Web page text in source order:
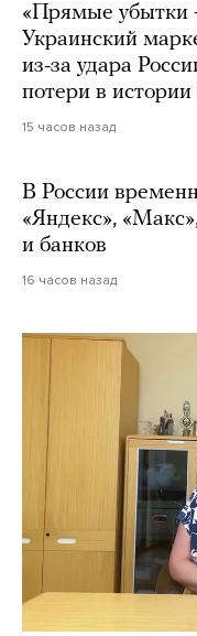
«Прямые убытки
Украинский
из-за удара
потери в
15 часов назад
В России
«Яндекс»,
и банков
16 часов назад